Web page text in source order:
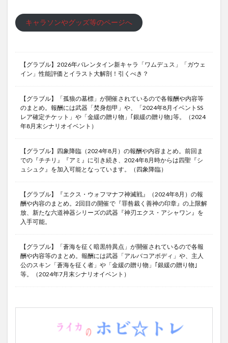
キャラソンやグッズ等のページへ
【グラブル】2026年バレンタイン新キャラ「ワムデュス」「ガウェ
イン」性能評価とイラスト大解剖！引くべき？
【グラブル】「孤狼の墓標」が開催されているので各報酬や内容等
のまとめ。報酬には武器「焚身怨甲」や、「2024年8月イベントSS
レア確定チケット」や「金緩の贈り物」｢銀緩の贈り物｣等。（2024
年8月末シナリオイベント）
【グラブル】四象降臨（2024年8月）の報酬や内容まとめ。前回ま
での『チチリ』『アミ』に引き続き、2024年8月時からは四聖『シ
ュシュク』を加入可能となっています。（四象降臨）
【グラブル】『エクス・ウォフマナフ神滅戦』（2024年8月）の報
酬や内容のまとめ。2回目の開催で『罪咎裁く善神の印章』の上限解
放、新たな六道神器シリーズの武器『神刃エクス・アシャワン』を
入手可能。
【グラブル】「蒼海を征く暗黒特異点」が開催されているので各報
酬や内容等のまとめ。報酬には武器「アルバコアボディ」や、主人
公のスキン「蒼海を征く者」や「金緩の贈り物」｢銀緩の贈り物｣
等。（2024年7月末シナリオイベント）